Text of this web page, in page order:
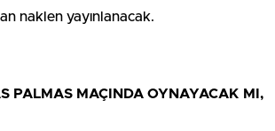
naklen yayınlanacak.
PALMAS MAÇINDA OYNAYACAK MI,